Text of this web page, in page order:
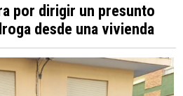
por dirigir un presunto
desde una vivienda